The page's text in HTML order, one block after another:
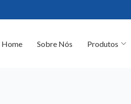
Home Sobre Nós Produtos